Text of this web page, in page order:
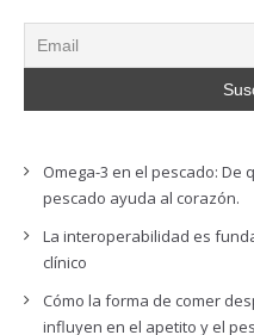
Omega-3 en el pescado: De
pescado ayuda al corazón.
La interoperabilidad es
clínico
Cómo la forma de comer
influyen en el apetito y el